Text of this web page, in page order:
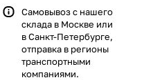
Самовывоз с нашего
склада в Москве или
в Санкт-Петербурге,
отправка в регионы
транспортными
компаниями.